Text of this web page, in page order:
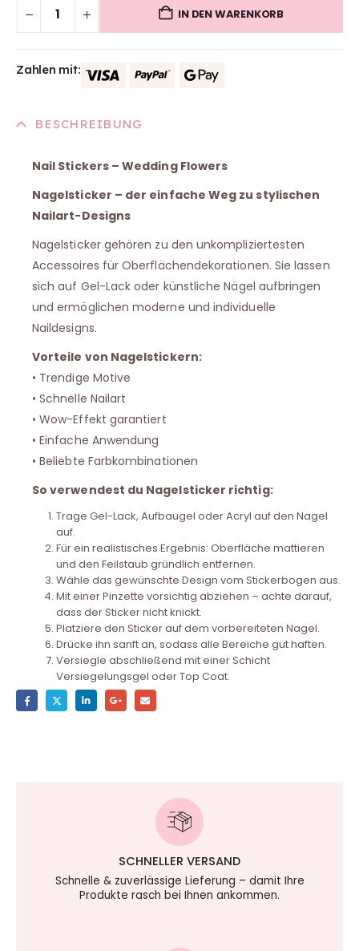
IN DEN WARENKORB
Zahlen mit:
BESCHREIBUNG
Nail Stickers – Wedding Flowers
Nagelsticker – der einfache Weg zu stylischen
Nailart-Designs
Nagelsticker gehören zu den unkompliziertesten
Accessoires für Oberflächendekorationen. Sie lassen
sich auf Gel-Lack oder künstliche Nägel aufbringen
und ermöglichen moderne und individuelle
Naildesigns.
Vorteile von Nagelstickern:
• Trendige Motive
• Schnelle Nailart
• Wow-Effekt garantiert
• Einfache Anwendung
• Beliebte Farbkombinationen
So verwendest du Nagelsticker richtig:
Trage Gel-Lack, Aufbaugel oder Acryl auf den Nagel
auf.
Für ein realistisches Ergebnis: Oberfläche mattieren
und den Feilstaub gründlich entfernen.
Wähle das gewünschte Design vom Stickerbogen aus.
Mit einer Pinzette vorsichtig abziehen – achte darauf,
dass der Sticker nicht knickt.
Platziere den Sticker auf dem vorbereiteten Nagel.
Drücke ihn sanft an, sodass alle Bereiche gut haften.
Versiegle abschließend mit einer Schicht
Versiegelungsgel oder Top Coat.
SCHNELLER VERSAND
Schnelle & zuverlässige Lieferung – damit Ihre
Produkte rasch bei Ihnen ankommen.